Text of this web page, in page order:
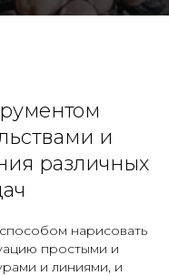
и
различных
нарисовать
простыми и
и линиями, и